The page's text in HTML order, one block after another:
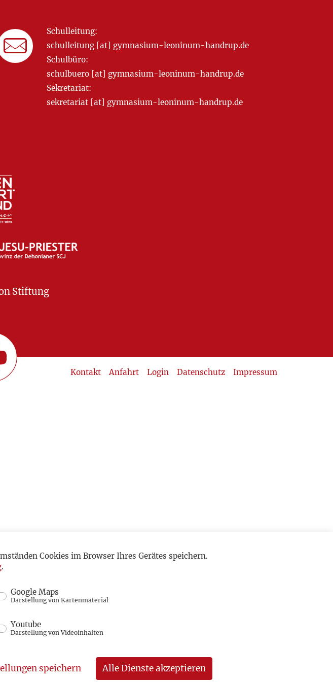
Schulleitung:
schulleitung [at] gymnasium-leoninum-handrup.de
Schulbüro:
schulbuero [at] gymnasium-leoninum-handrup.de
Sekretariat:
sekretariat [at] gymnasium-leoninum-handrup.de
Stiftung
Kontakt Anfahrt Login Datenschutz Impressum
Cookies im Browser Ihres Gerätes speichern.
.
Google Maps
Darstellung von Kartenmaterial
Youtube
Darstellung von Videoinhalten
Alle Dienste akzeptieren
speichern